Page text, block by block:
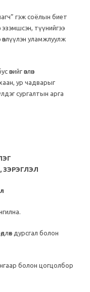
гэж соёлын биет
эзэмшсэн, түүнийгээ
уламжлуулж
өвлөн
ур чадварыг
сургалтын арга
ЗЭРЭГЛЭЛ
дурсгал болон
болон цогцолбор